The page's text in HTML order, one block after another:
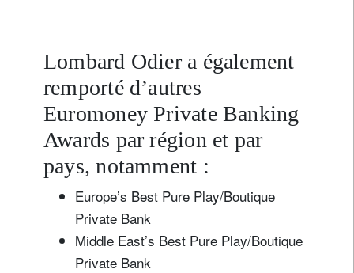
Lombard Odier a également
remporté d’autres
Euromoney Private Banking
Awards par région et par
pays, notamment :
Europe’s Best Pure Play/Boutique
Private Bank
Middle East’s Best Pure Play/Boutique
Private Bank